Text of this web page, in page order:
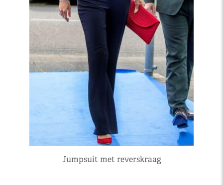
Jumpsuit met reverskraag